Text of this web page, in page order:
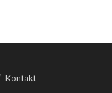
Kontakt